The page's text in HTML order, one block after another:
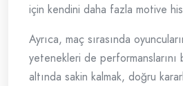
için kendini daha fazla motive
Ayrıca, maç sırasında
yetenekleri de performanslarını
altında sakin kalmak, doğru